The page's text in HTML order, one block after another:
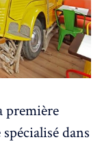
première
dans